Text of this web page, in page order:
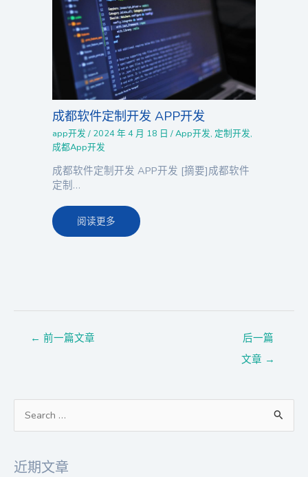
成都软件定制开发 APP开发
app开发 / 2024 年 4 月 18 日/App开发, 定制开发,
成都App开发
成都软件定制开发 APP开发 [摘要]成都软件
定制…
阅读更多
← 前一篇文章
后一篇
文章 →
近期文章